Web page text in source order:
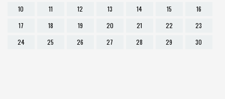
Kontakt
10
11 12 13 14 15
16
17
18 19 20 21 22
23
24
25 26 27 28 29 30